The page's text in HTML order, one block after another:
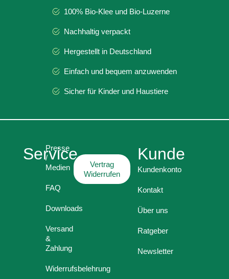
100% Bio-Klee und Bio-Luzerne
Nachhaltig verpackt
Hergestellt in Deutschland
Einfach und bequem anzuwenden
Sicher für Kinder und Haustiere
Service
Presse
/
Medien
FAQ
Downloads
Versand
&
Zahlung
Widerrufsbelehrung
Vertrag
Widerrufen
Kunde
Kundenkonto
Kontakt
Über uns
Ratgeber
Newsletter